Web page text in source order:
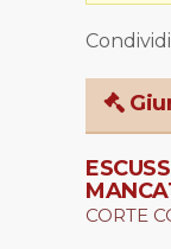
CORTE